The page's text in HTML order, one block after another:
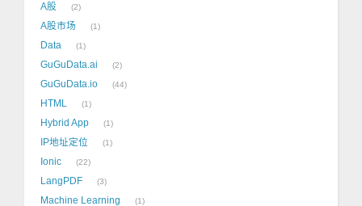
A股 2
A股市场 1
Data 1
GuGuData.ai 2
GuGuData.io 44
HTML 1
Hybrid App 1
IP地址定位 1
Ionic 22
LangPDF 3
Machine Learning 1